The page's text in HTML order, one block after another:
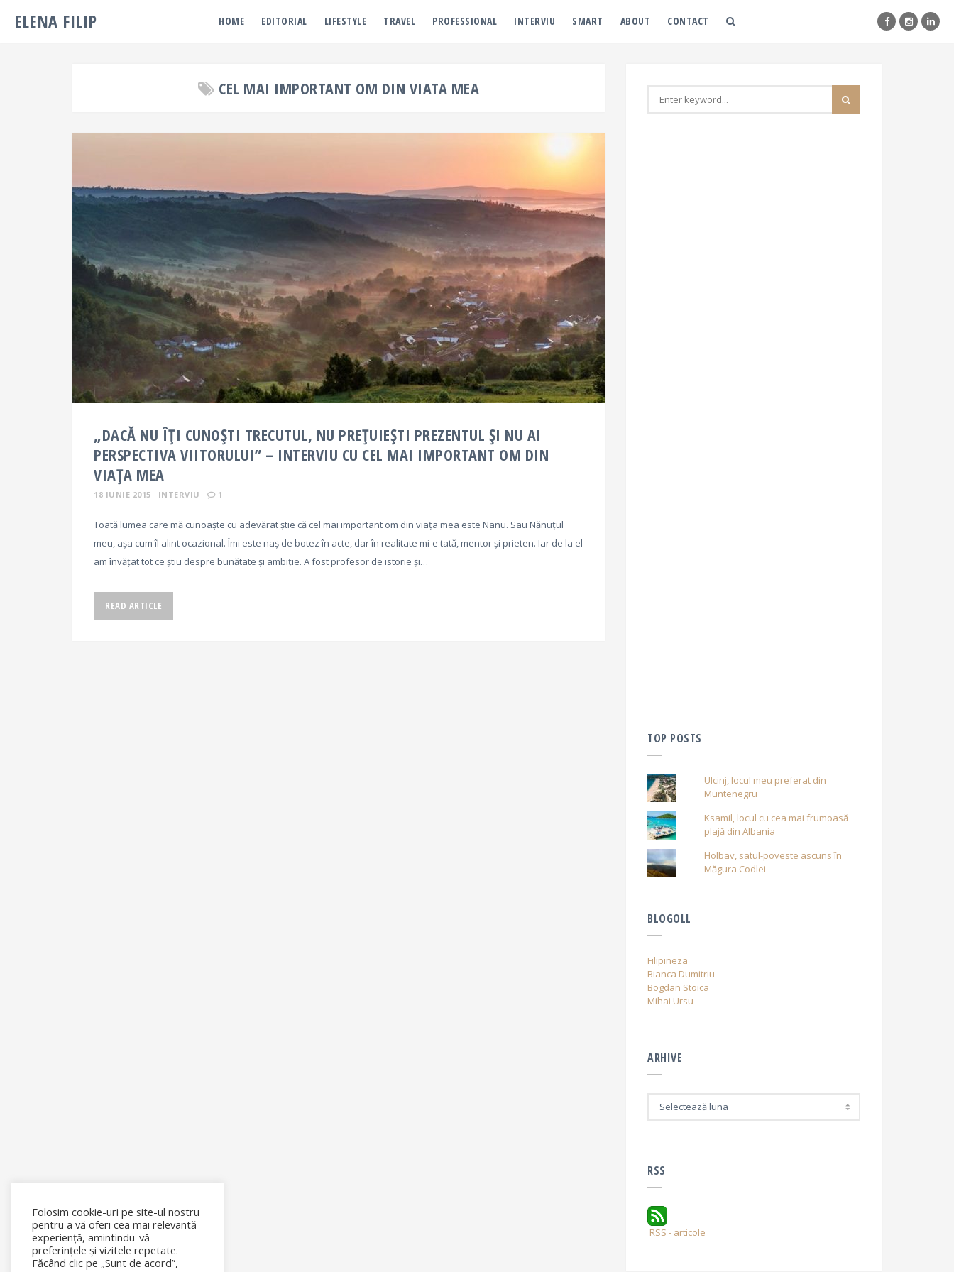
ELENA FILIP HOME EDITORIAL LIFESTYLE TRAVEL PROFESSIONAL INTERVIU SMART ABOUT CONTACT
CEL MAI IMPORTANT OM DIN VIATA MEA
„DACĂ NU ÎȚI CUNOȘTI TRECUTUL, NU PREȚUIEȘTI PREZENTUL ȘI NU AI
PERSPECTIVA VIITORULUI” – INTERVIU CU CEL MAI IMPORTANT OM DIN
VIAȚA MEA
18 IUNIE 2015 INTERVIU 1
Toată lumea care mă cunoaște cu adevărat știe că cel mai important om din viața mea este Nanu. Sau Nănuțul
meu, așa cum îl alint ocazional. Îmi este naș de botez în acte, dar în realitate mi-e tată, mentor și prieten. Iar de la el
am învățat tot ce știu despre bunătate și ambiție. A fost profesor de istorie și…
READ ARTICLE
TOP POSTS
Ulcinj, locul meu preferat din
Muntenegru
Ksamil, locul cu cea mai frumoasă
plajă din Albania
Holbav, satul-poveste ascuns în
Măgura Codlei
BLOGOLL
Filipineza
Bianca Dumitriu
Bogdan Stoica
Mihai Ursu
ARHIVE
RSS
RSS - articole
Folosim cookie-uri pe site-ul nostru
pentru a vă oferi cea mai relevantă
experiență, amintindu-vă
preferințele și vizitele repetate.
Făcând clic pe „Sunt de acord”,